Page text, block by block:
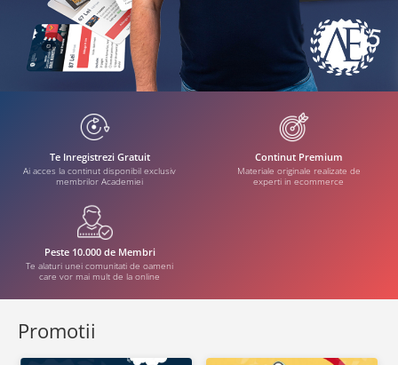
Te Inregistrezi Gratuit
Ai acces la continut disponibil exclusiv
membrilor Academiei
Continut Premium
Materiale originale realizate de
experti in ecommerce
Peste 10.000 de Membri
Te alaturi unei comunitati de oameni
care vor mai mult de la online
Promotii